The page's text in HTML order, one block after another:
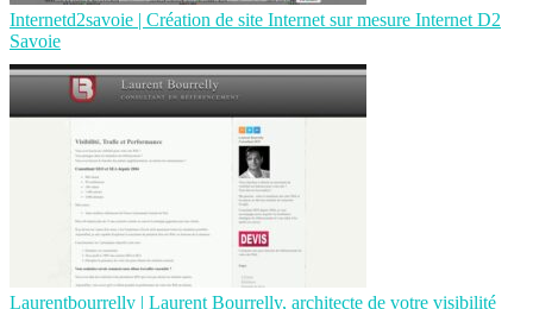
Internetd2savoie | Création de site Internet sur mesure Internet D2
Savoie
Lau­rentbour­relly | Laurent Bourrelly, architecte de votre visibilité